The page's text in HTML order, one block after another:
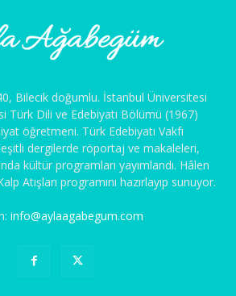
Bilecik doğumlu. İstanbul Üniversitesi
Türk Dili ve Edebiyatı Bölümü (1967)
öğretmeni. Türk Edebiyatı Vakfı
dergilerde röportaj ve makaleleri,
kültür programları yayımlandı. Hâlen
Atışları programını hazırlayıp sunuyor.
info@aylaagabegum.com